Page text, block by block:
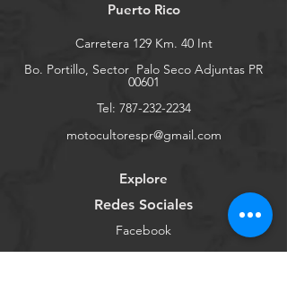
Puerto Rico
Carretera 129 Km. 40 Int
Bo. Portillo, Sector Palo Seco Adjuntas PR
00601
Tel: 787-232-2234
motocultorespr@gmail.com
Explore
Redes Sociales
Facebook